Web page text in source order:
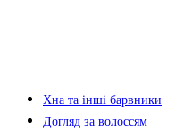
Хна та інші барвники
Догляд за волоссям